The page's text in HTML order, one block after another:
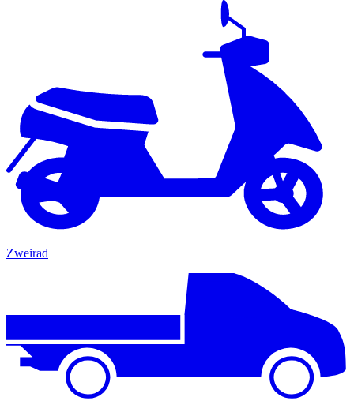
Zweirad